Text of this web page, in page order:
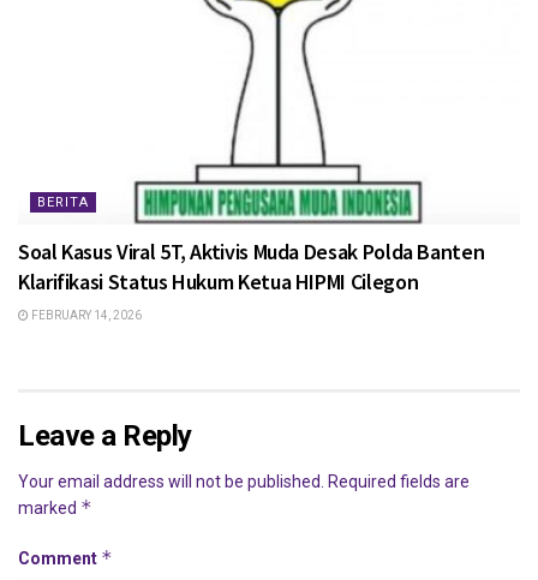
BERITA
Soal Kasus Viral 5T, Aktivis Muda Desak Polda Banten
Klarifikasi Status Hukum Ketua HIPMI Cilegon
FEBRUARY 14, 2026
Leave a Reply
Your email address will not be published. Required fields are
marked *
Comment *